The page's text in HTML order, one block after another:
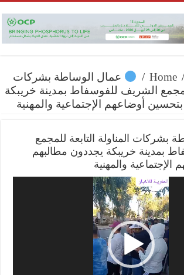
Home /
/
عمال الوساطة بشركات
للمجمع الشريف للفوسفاط بمدينة خريبكة
أوضاعهم الإجتماعية والمهنية
بشركات المناولة التابعة للمجمع
بمدينة خريبكة يجددون مطالبهم
والمهنية